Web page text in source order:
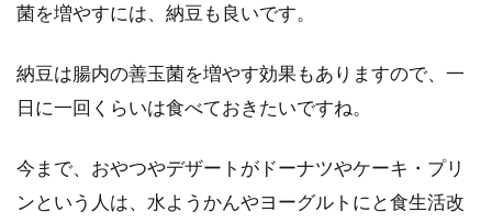
菌を増やすには、納豆も良いです。
納豆は腸内の善玉菌を増やす効果もありますので、一
日に一回くらいは食べておきたいですね。
今まで、おやつやデザートがドーナツやケーキ・プリ
ンという人は、水ようかんやヨーグルトにと食生活改